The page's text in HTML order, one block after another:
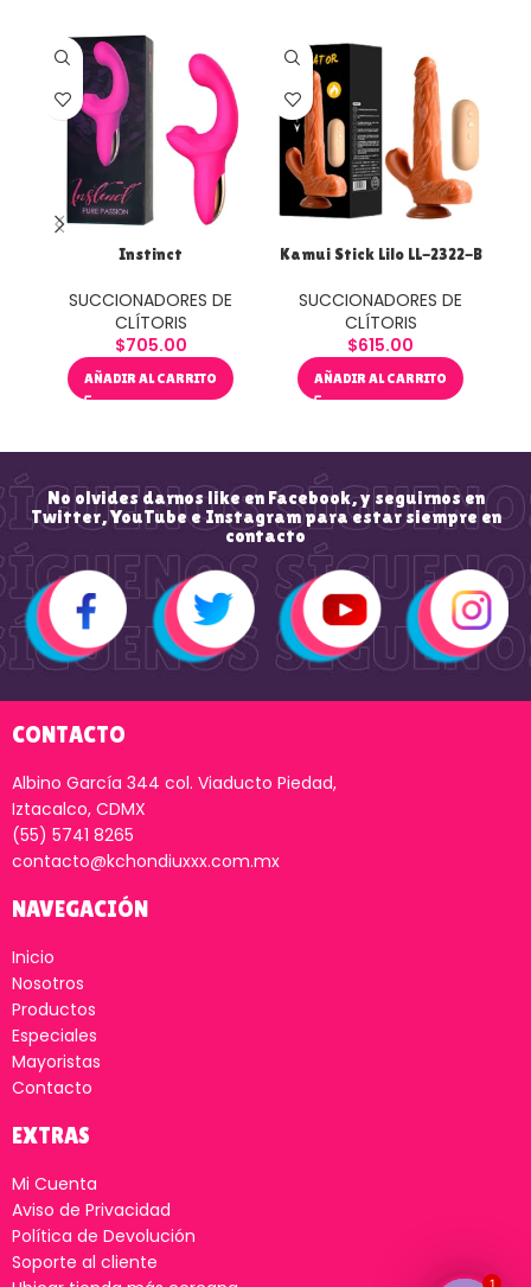
Instinct
SUCCIONADORES DE
CLÍTORIS
$705.00
AÑADIR AL CARRITO
Kamui Stick Lilo LL-2322-B
SUCCIONADORES DE
CLÍTORIS
$615.00
AÑADIR AL CARRITO
No olvides darnos like en Facebook, y seguirnos en
Twitter, YouTube e Instagram para estar siempre en
contacto
CONTACTO
Albino García 344 col. Viaducto Piedad,
Iztacalco, CDMX
(55) 5741 8265
contacto@kchondiuxxx.com.mx
NAVEGACIÓN
Inicio
Nosotros
Productos
Especiales
Mayoristas
Contacto
EXTRAS
Mi Cuenta
Aviso de Privacidad
Política de Devolución
Soporte al cliente
1